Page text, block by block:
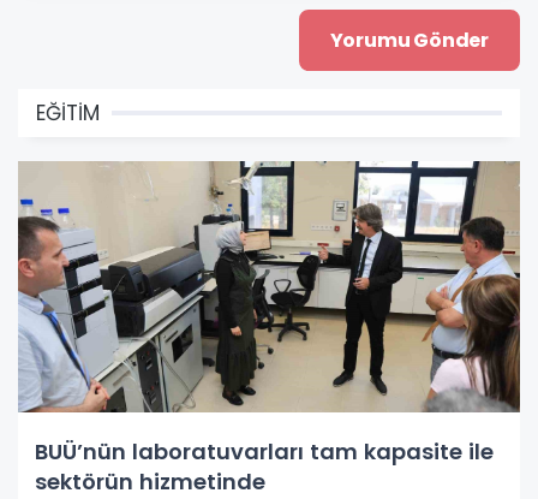
EĞİTİM
BUÜ’nün laboratuvarları tam kapasite ile
sektörün hizmetinde